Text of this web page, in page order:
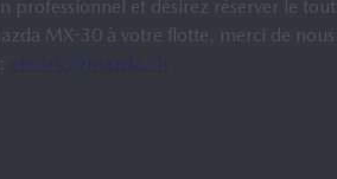
professionnel et désirez réserver le tout
MX-30 à votre flotte, merci de nous